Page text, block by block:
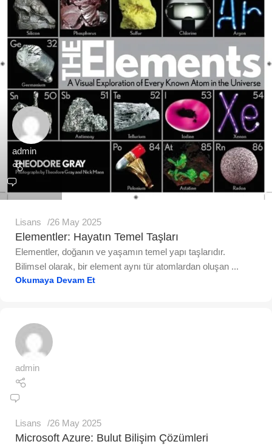
admin
Lisans 26 May 2025
Elementler: Hayatın Temel Taşları
Elementler, doğanın ve yaşamın temel yapı taşlarıdır.
Bilimsel olarak, bir element aynı tür atomlardan oluşan ...
Okumaya Devam Et
admin
Lisans 26 May 2025
Microsoft Azure: Bulut Bilişim Çözümleri